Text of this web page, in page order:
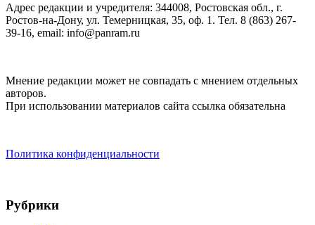
Адрес редакции и учредителя: 344008, Ростовская обл., г.
Ростов-на-Дону, ул. Темерницкая, 35, оф. 1. Тел. 8 (863) 267-
39-16, email: info@panram.ru
Мнение редакции может не совпадать с мнением отдельных
авторов.
При использовании материалов сайта ссылка обязательна
Политика конфиденциальности
Рубрики